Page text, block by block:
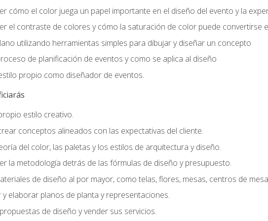
cómo el color juega un papel importante en el diseño del evento y la
el contraste de colores y cómo la saturación de color puede convertirse
utilizando herramientas simples para dibujar y diseñar un concepto
de planificación de eventos y como se aplica al diseño
propio como diseñador de eventos.
estilo creativo.
conceptos alineados con las expectativas del cliente.
del color, las paletas y los estilos de arquitectura y diseño.
la metodología detrás de las fórmulas de diseño y presupuesto.
de diseño al por mayor, como telas, flores, mesas, centros de
elaborar planos de planta y representaciones.
de diseño y vender sus servicios.